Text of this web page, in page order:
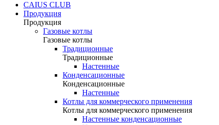
CAIUS CLUB
Продукция
Продукция
Газовые котлы
Газовые котлы
Традиционные
Традиционные
Настенные
Конденсационные
Конденсационные
Настенные
Котлы для коммерческого применения
Котлы для коммерческого применения
Настенные конденсационные